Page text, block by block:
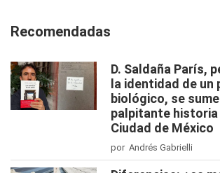
Recomendadas
D. Saldaña París,
la identidad de un
biológico, se
palpitante historia
Ciudad de México
por Andrés Gabrielli